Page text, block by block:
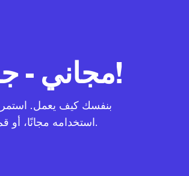
Weglot مجاني - جربه الآن!
استخدامه مجانًا، أو قم بالترقية عندما مستعدًا لكي المزايا المميزة.